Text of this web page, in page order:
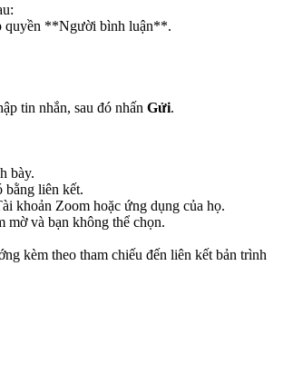
quyền **Người bình luận**.
tin nhắn, sau đó nhấn Gửi.
bày.
bằng liên kết.
khoản Zoom hoặc ứng dụng của họ.
mờ và bạn không thể chọn.
kèm theo tham chiếu đến liên kết bản trình